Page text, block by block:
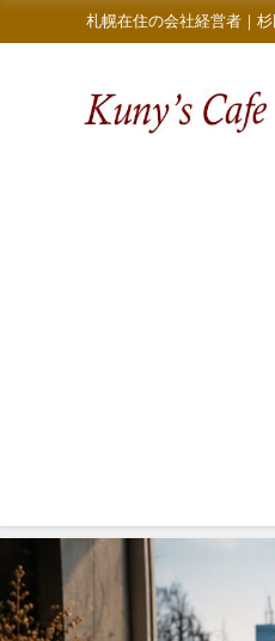
札幌在住の会社経営者｜